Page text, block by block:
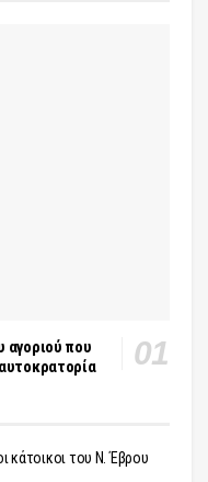
αγοριού που
κάτοικοι του Ν. Έβρου